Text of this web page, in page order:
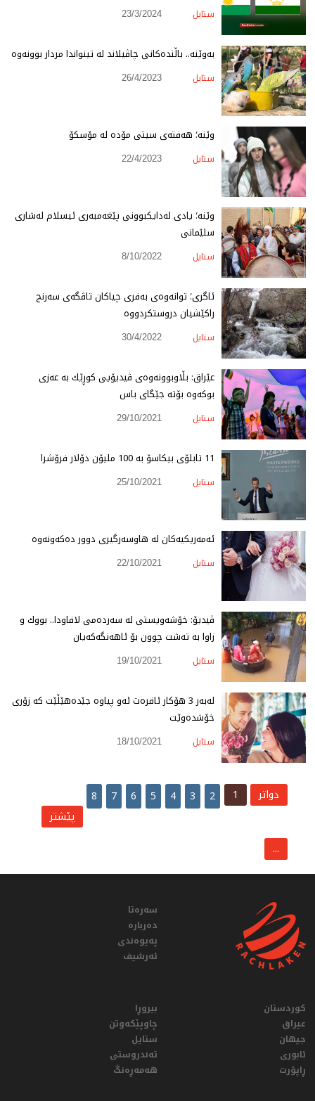
ستایل 23/3/2024
بەوێنە.. باڵندەكانی چاڤیلاند لە تینواندا مردار بوونەوە
ستایل 26/4/2023
وێنە؛ هەفتەی سیتی مۆدە لە مۆسکۆ
ستایل 22/4/2023
وێنە؛ یادی لەدایكبوونی پێغەمبەری ئیسلام لەشاری
سلێمانی
ستایل 8/10/2022
ئاگری؛ توانەوەی بەفری چیاكان تاڤگەی سەرنج
راكێشیان دروستكردووە
ستایل 30/4/2022
عێراق: بڵاوبوونه‌وه‌ی‌ ڤیدیۆیی كوڕێك به‌ عه‌زی
بوكه‌وه‌ بۆته‌ جێگای باس
ستایل 29/10/2021
11 تابلۆی بیكاسۆ به‌ 100 ملیۆن دۆلار فرۆشرا
ستایل 25/10/2021
ئه‌مه‌ریكیه‌كان له‌ هاوسه‌رگیری دوور ده‌كه‌ونه‌وه‌
ستایل 22/10/2021
ڤیدیۆ: خۆشه‌ویستی له‌ سه‌رده‌می لافاودا.. بووك و
زاوا به‌ ته‌شت چوون بۆ ئاهه‌نگه‌كه‌یان
ستایل 19/10/2021
له‌به‌ر 3 هۆكار ئافره‌ت ئه‌و پیاوه‌ جێده‌هێڵێت كه‌ زۆری
خۆشده‌وێت
ستایل 18/10/2021
دواتر 1
2
3
4
5
6
7
8
...
پێشتر
سەرەتا
دەربارە
پەیوەندی
ئەرشیف
کوردستان
عيراق
جیهان
ئابوری
ڕاپۆرت
بیروڕا
چاوپێکەوتن
ستایل
تەندروستی
هەمەڕەنگ